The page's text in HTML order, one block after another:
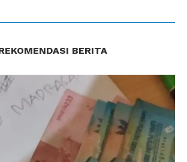
BERITA